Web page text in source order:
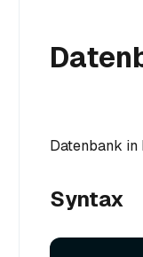
Datenbank
Syntax